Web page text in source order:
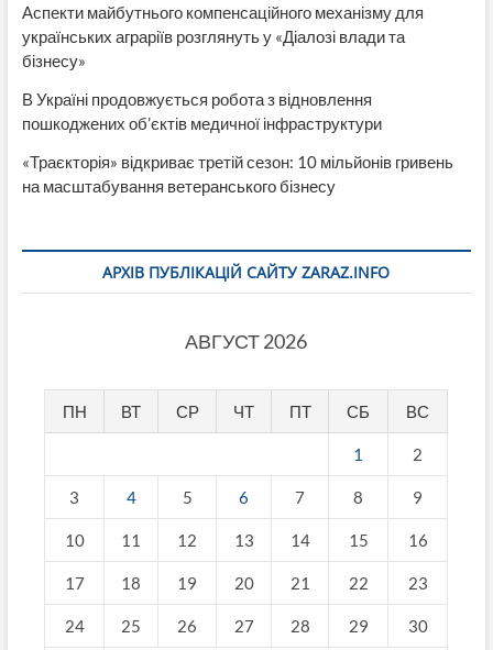
Аспекти майбутнього компенсаційного механізму для
українських аграріїв розглянуть у «Діалозі влади та
бізнесу»
В Україні продовжується робота з відновлення
пошкоджених об’єктів медичної інфраструктури
«Траєкторія» відкриває третій сезон: 10 мільйонів гривень
на масштабування ветеранського бізнесу
АРХІВ ПУБЛІКАЦІЙ САЙТУ ZARAZ.INFO
АВГУСТ 2026
ПН ВТ СР ЧТ ПТ СБ ВС
1 2
3 4 5 6 7 8 9
10 11 12 13 14 15 16
17 18 19 20 21 22 23
24 25 26 27 28 29 30